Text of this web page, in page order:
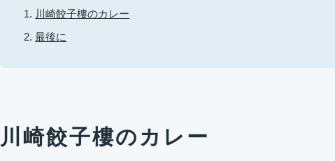
川崎餃子樓のカレー
最後に
川崎餃子樓のカレー